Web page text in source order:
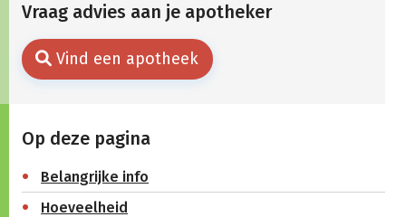
Vraag advies aan je apotheker
Vind een apotheek
Op deze pagina
Belangrijke info
Hoeveelheid